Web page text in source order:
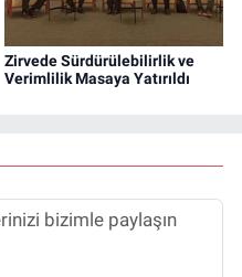
Zirvede Sürdürülebilirlik ve
Verimlilik Masaya Yatırıldı